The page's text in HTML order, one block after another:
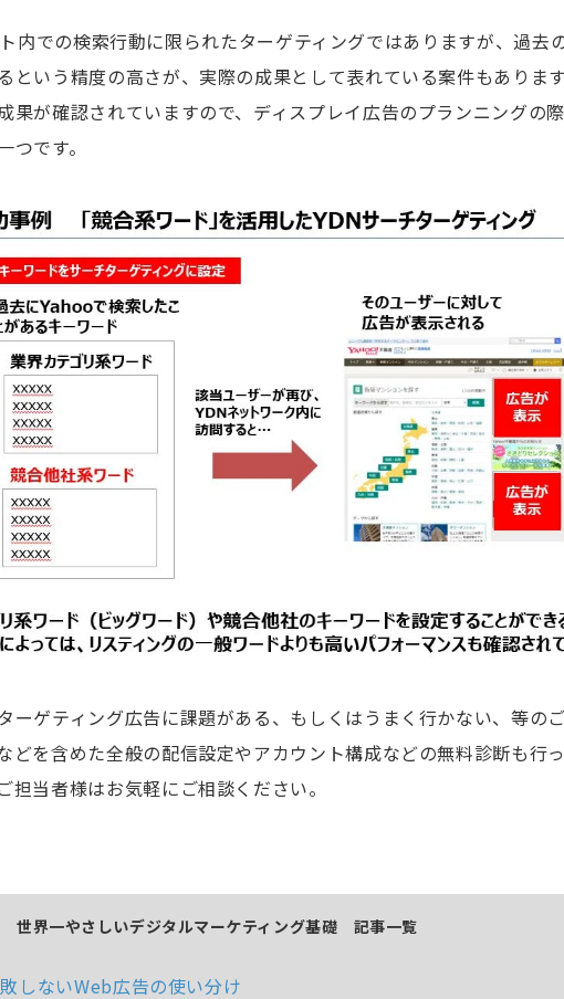
内での検索行動に限られたターゲティングではありますが、過去
という精度の高さが、実際の成果として表れている案件もあります
果が確認されていますので、ディスプレイ広告のプランニングの
です。
ーゲティング広告に課題がある、もしくはうまく行かない、等の
どを含めた全般の配信設定やアカウント構成などの無料診断も行
担当者様はお気軽にご相談ください。
世界一やさしいデジタルマーケティング基礎 記事一覧
しないWeb広告の使い分け